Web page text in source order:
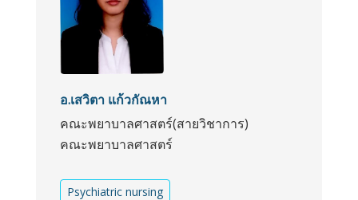
อ.เสวิตา แก้วกัณหา
คณะพยาบาลศาสตร์(สายวิชาการ)
คณะพยาบาลศาสตร์
Psychiatric nursing